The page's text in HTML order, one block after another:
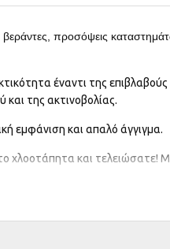
προσόψεις
έναντι της
της ακτινοβολίας.
εμφάνιση και απαλό άγγιγμα.
χλοοτάπητα και τελειώσατε!